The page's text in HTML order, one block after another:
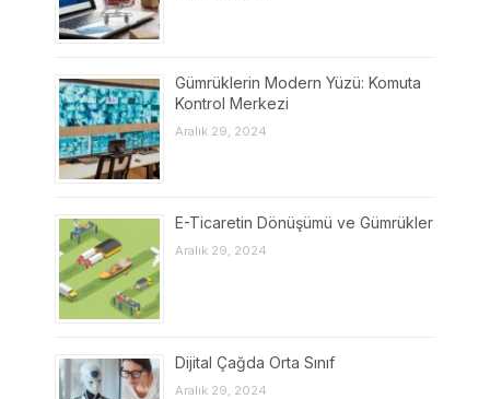
Gümrüklerin Modern Yüzü: Komuta
Kontrol Merkezi
Aralık 29, 2024
E-Ticaretin Dönüşümü ve Gümrükler
Aralık 29, 2024
Dijital Çağda Orta Sınıf
Aralık 29, 2024